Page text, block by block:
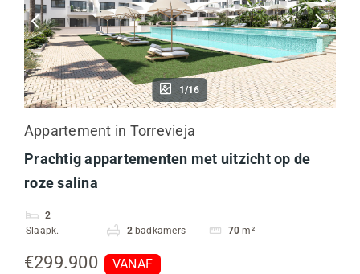
1/16
Appartement in Torrevieja
Prachtig appartementen met uitzicht op de
roze salina
2
Slaapk.
2 badkamers 70 m²
€299.900 VANAF